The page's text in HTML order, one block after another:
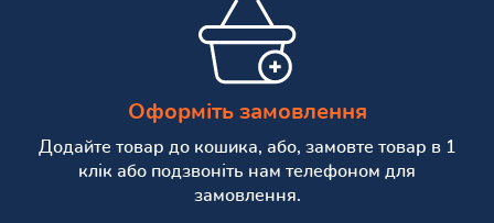
Оформіть замовлення
Додайте товар до кошика, або, замовте товар в 1
клік або подзвоніть нам телефоном для
замовлення.